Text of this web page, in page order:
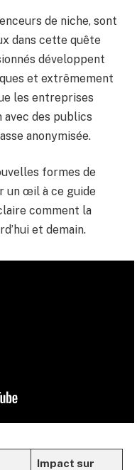
de niche, sont
dans cette quête
développent
et extrêmement
les entreprises
des publics
anonymisée.
formes de
un œil à ce guide
comment la
et demain.
Impact sur